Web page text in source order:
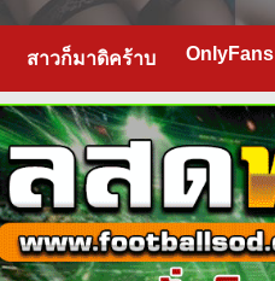
สาวก็มาดิคร้าบ OnlyFans